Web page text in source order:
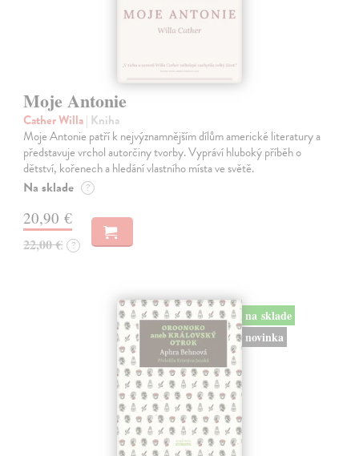
Moje Antonie
Cather Willa| Kniha
Moje Antonie patří k nejvýznamnějším dílům americké literatury a
představuje vrchol autorčiny tvorby. Vypráví hluboký příběh o
dětství, kořenech a hledání vlastního místa ve světě.
Na sklade ?
20,90 €
22,00 € ?
na sklade
novinka